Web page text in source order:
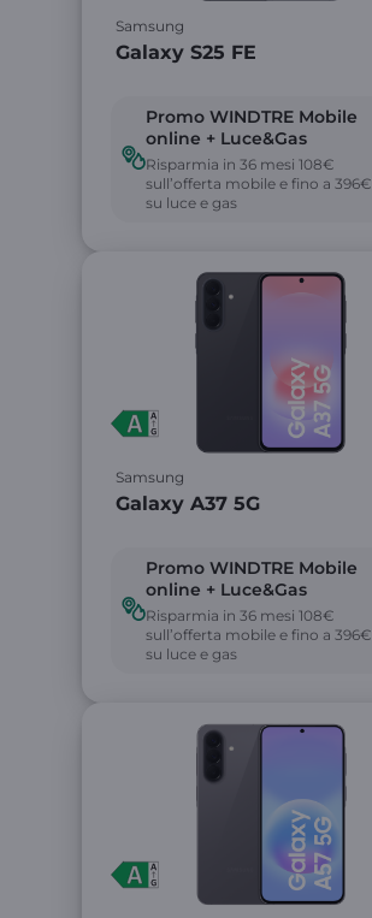
Samsung
Galaxy S25 FE
Promo WINDTRE Mobile
online + Luce&Gas
Risparmia in 36 mesi 108€
sull’offerta mobile e fino a 396€
su luce e gas
Samsung
Galaxy A37 5G
Promo WINDTRE Mobile
online + Luce&Gas
Risparmia in 36 mesi 108€
sull’offerta mobile e fino a 396€
su luce e gas
Link
Link